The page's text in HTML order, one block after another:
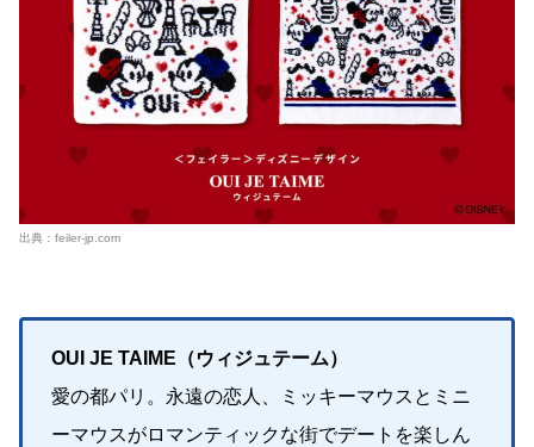
出典： feiler-jp.com
OUI JE TAIME（ウィジュテーム）
愛の都パリ。永遠の恋人、ミッキーマウスとミニ
ーマウスがロマンティックな街でデートを楽しん